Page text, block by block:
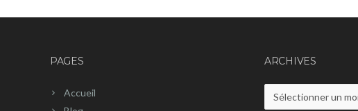
PAGES
Accueil
ARCHIVES
Archives